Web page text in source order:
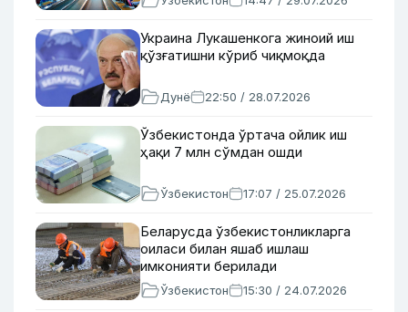
Украина Лукашенкога жиноий иш
қўзғатишни кўриб чиқмоқда
Дунё 22:50 / 28.07.2026
Ўзбекистонда ўртача ойлик иш
ҳақи 7 млн сўмдан ошди
Ўзбекистон 17:07 / 25.07.2026
Беларусда ўзбекистонликларга
оиласи билан яшаб ишлаш
имконияти берилади
Ўзбекистон 15:30 / 24.07.2026